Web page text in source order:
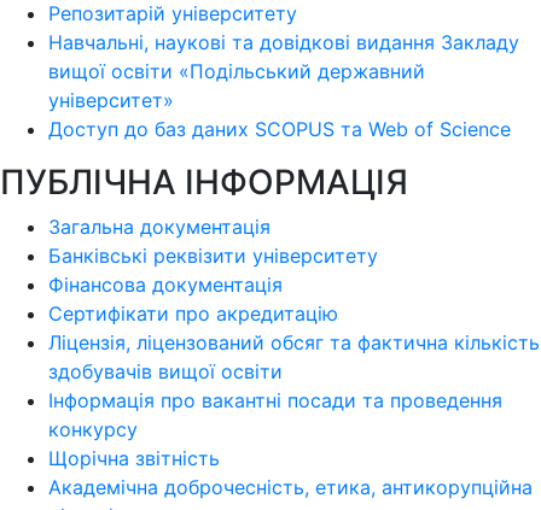
Репозитарій університету
Навчальні, наукові та довідкові видання Закладу
вищої освіти «Подільський державний
університет»
Доступ до баз даних SCOPUS та Web of Science
ПУБЛІЧНА ІНФОРМАЦІЯ
Загальна документація
Банківські реквізити університету
Фінансова документація
Сертифікати про акредитацію
Ліцензія, ліцензований обсяг та фактична кількість
здобувачів вищої освіти
Інформація про вакантні посади та проведення
конкурсу
Щорічна звітність
Академічна доброчесність, етика, антикорупційна